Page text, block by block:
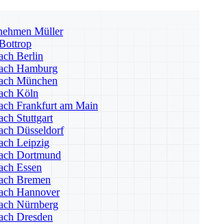
Müller
Berlin
Hamburg
München
Köln
Frankfurt am Main
Stuttgart
Düsseldorf
Leipzig
Dortmund
Essen
Bremen
Hannover
Nürnberg
Dresden